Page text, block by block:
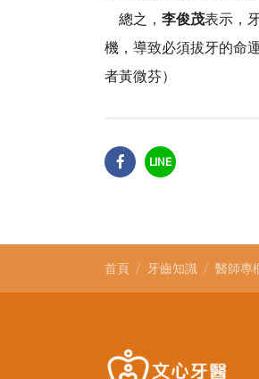
總之， 李俊茂表示，
機，導致必須拔牙的命
者黃微芬）
LINE
首頁 牙齒知識 醫師專